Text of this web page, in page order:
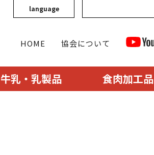
language
HOME 協会について
牛乳・乳製品 食肉加工品